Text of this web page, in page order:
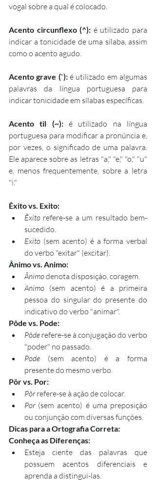
vogal sobre a qual é colocado.
Acento circunflexo (^): é utilizado para
indicar a tonicidade de uma sílaba, assim
como o acento agudo.
Acento grave (`): é utilizado em algumas
palavras da língua portuguesa para
indicar tonicidade em sílabas específicas.
Acento til (~): é utilizado na língua
portuguesa para modificar a pronúncia e,
por vezes, o significado de uma palavra.
Ele aparece sobre as letras "a," "e," "o," "u"
e, menos frequentemente, sobre a letra
"i."
Êxito vs. Exito:
Êxito refere-se a um resultado bem-
sucedido.
Exito (sem acento) é a forma verbal
do verbo "exitar" (excitar).
Ânimo vs. Animo:
Ânimo denota disposição, coragem.
Animo (sem acento) é a primeira
pessoa do singular do presente do
indicativo do verbo "animar".
Pôde vs. Pode:
Pôde refere-se à conjugação do verbo
"poder" no passado.
Pode (sem acento) é a forma
presente do mesmo verbo.
Pôr vs. Por:
Pôr refere-se à ação de colocar.
Por (sem acento) é uma preposição
ou conjunção com diversas funções.
Dicas para a Ortografia Correta:
Conheça as Diferenças:
Esteja ciente das palavras que
possuem acentos diferenciais e
aprenda a distingui-las.